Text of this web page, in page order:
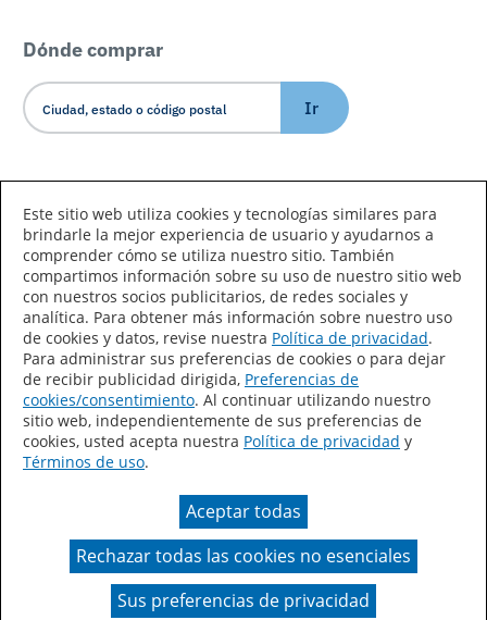
Dónde comprar
Ir
Declaración de accesibilidad
Mapa del sitio
Términos de uso
Privacidad
Sus preferencias de privacidad
Ley de Cadenas de Suministro de California
Un color real puede variar en comparación con la
presentación en pantalla.
Este sitio web utiliza cookies y tecnologías similares para
brindarle la mejor experiencia de usuario y ayudarnos a
comprender cómo se utiliza nuestro sitio. También
compartimos información sobre su uso de nuestro sitio web
con nuestros socios publicitarios, de redes sociales y
analítica. Para obtener más información sobre nuestro uso
de cookies y datos, revise nuestra Política de privacidad.
Para administrar sus preferencias de cookies o para dejar
de recibir publicidad dirigida, Preferencias de
cookies/consentimiento. Al continuar utilizando nuestro
sitio web, independientemente de sus preferencias de
cookies, usted acepta nuestra Política de privacidad y
Términos de uso.
Aceptar todas
Rechazar todas las cookies no esenciales
Sus preferencias de privacidad